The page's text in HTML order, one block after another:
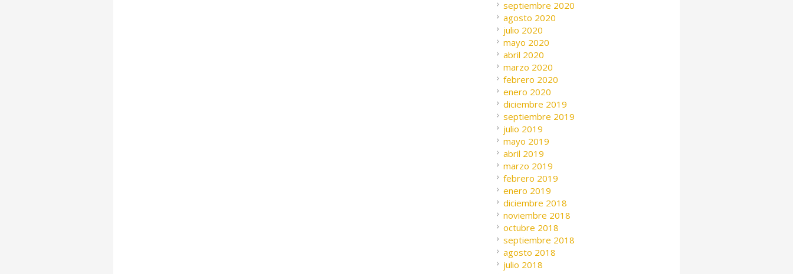
septiembre 2020
agosto 2020
julio 2020
mayo 2020
abril 2020
marzo 2020
febrero 2020
enero 2020
diciembre 2019
septiembre 2019
julio 2019
mayo 2019
abril 2019
marzo 2019
febrero 2019
enero 2019
diciembre 2018
noviembre 2018
octubre 2018
septiembre 2018
agosto 2018
julio 2018